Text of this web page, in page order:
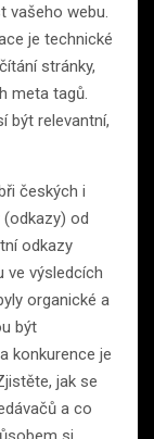
vašeho webu.
je technické
stránky,
meta tagů.
být relevantní,
českých i
od
odkazy
ve výsledcích
organické a
být
konkurence je
jak se
a co